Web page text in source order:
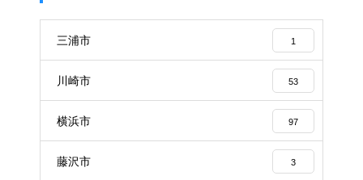
三浦市 1
川崎市 53
横浜市 97
藤沢市 3